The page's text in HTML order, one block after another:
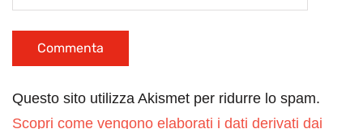
Questo sito utilizza Akismet per ridurre lo spam.
Scopri come vengono elaborati i dati derivati dai